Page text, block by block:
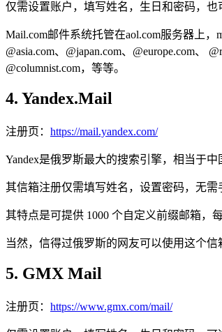
仅需设置账户，填写姓名，生日和密码，
Mail.com邮件系统托管在aol.com服务器上
@asia.com、@japan.com、@europe.com、
@columnist.com，等等。
4. Yandex.Mail
注册页： https://mail.yandex.com/
Yandex是俄罗斯最大的搜索引擎，相当于中
其信箱注册仅需填写姓名，设置密码，无需
其特点是可提供 1000 个自定义前缀邮箱，
当然，信得过俄罗斯的网友可以使用这个信
5. GMX Mail
注册页： https://www.gmx.com/mail/